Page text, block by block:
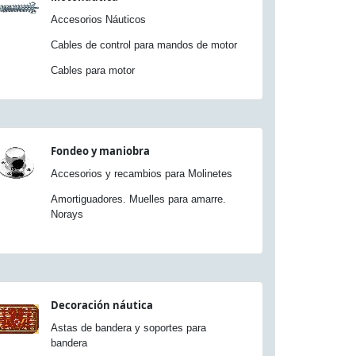
Accesorios Náuticos
Cables de control para mandos de motor
Cables para motor
Fondeo y maniobra
Accesorios y recambios para Molinetes
Amortiguadores. Muelles para amarre.
Norays
Decoración náutica
Astas de bandera y soportes para
bandera